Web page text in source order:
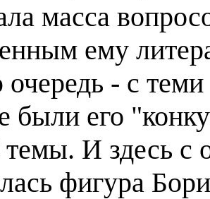
масса
ему
- с
были его
И здесь с
фигура